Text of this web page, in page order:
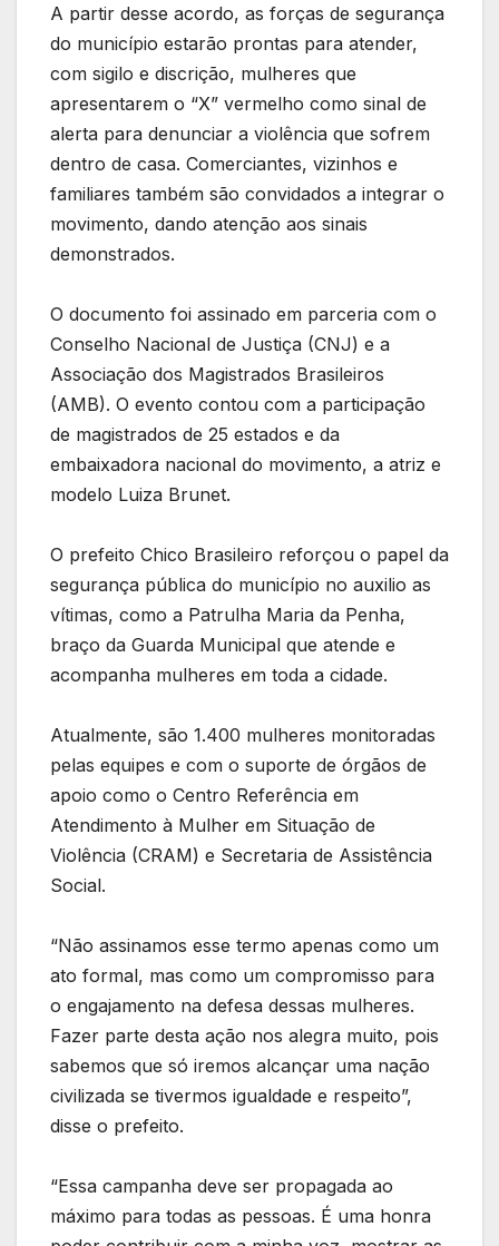
A partir desse acordo, as forças de segurança
do município estarão prontas para atender,
com sigilo e discrição, mulheres que
apresentarem o “X” vermelho como sinal de
alerta para denunciar a violência que sofrem
dentro de casa. Comerciantes, vizinhos e
familiares também são convidados a integrar o
movimento, dando atenção aos sinais
demonstrados.
O documento foi assinado em parceria com o
Conselho Nacional de Justiça (CNJ) e a
Associação dos Magistrados Brasileiros
(AMB). O evento contou com a participação
de magistrados de 25 estados e da
embaixadora nacional do movimento, a atriz e
modelo Luiza Brunet.
O prefeito Chico Brasileiro reforçou o papel da
segurança pública do município no auxilio as
vítimas, como a Patrulha Maria da Penha,
braço da Guarda Municipal que atende e
acompanha mulheres em toda a cidade.
Atualmente, são 1.400 mulheres monitoradas
pelas equipes e com o suporte de órgãos de
apoio como o Centro Referência em
Atendimento à Mulher em Situação de
Violência (CRAM) e Secretaria de Assistência
Social.
“Não assinamos esse termo apenas como um
ato formal, mas como um compromisso para
o engajamento na defesa dessas mulheres.
Fazer parte desta ação nos alegra muito, pois
sabemos que só iremos alcançar uma nação
civilizada se tivermos igualdade e respeito”,
disse o prefeito.
“Essa campanha deve ser propagada ao
máximo para todas as pessoas. É uma honra